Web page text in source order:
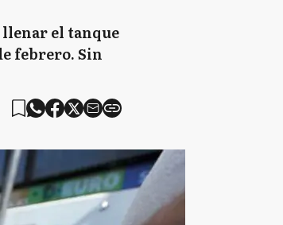
llenar el tanque
febrero. Sin